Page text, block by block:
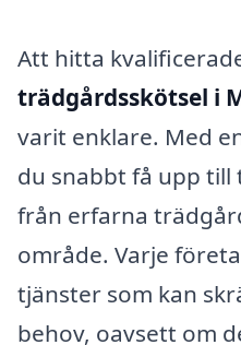
Att hitta
trädgårdsskötsel i
varit enklare. Med
du snabbt få upp
från erfarna
område. Varje
tjänster som kan
behov, oavsett om